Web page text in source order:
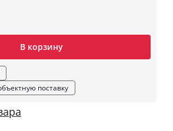
В корзину
Скомплектовать объектную поставку